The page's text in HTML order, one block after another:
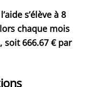
s’élève à 8
chaque mois
soit 666.67 € par